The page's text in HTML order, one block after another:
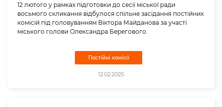
12 лютого у рамках підготовки до сесії міської ради
восьмого скликання відбулося спільне засідання постійних
комісій під головуванням Віктора Майданова за участі
міського голови Олександра Берегового.
Постійні комісії
12.02.2025